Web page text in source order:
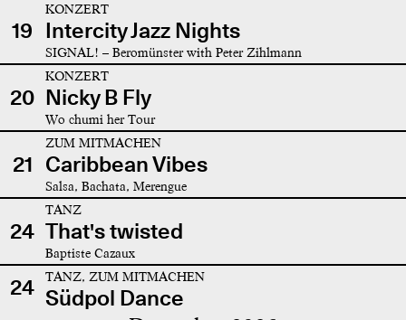
19
KONZERT
Intercity Jazz Nights
SIGNAL! – Beromünster with Peter Zihlmann
20
KONZERT
Nicky B Fly
Wo chumi her Tour
21
ZUM MITMACHEN
Caribbean Vibes
Salsa, Bachata, Merengue
24
TANZ
That's twisted
Baptiste Cazaux
24 TANZ, ZUM MITMACHEN
Südpol Dance